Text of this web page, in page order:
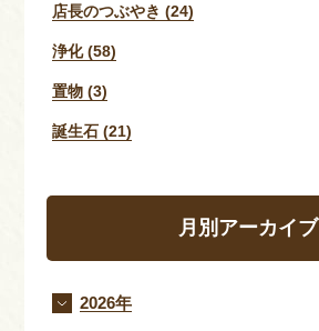
店長のつぶやき (24)
浄化 (58)
置物 (3)
誕生石 (21)
月別アーカイブ
2026年